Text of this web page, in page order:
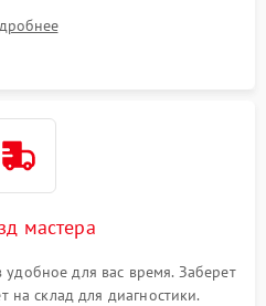
мастера
для вас время. Заберет
на склад для диагностики.